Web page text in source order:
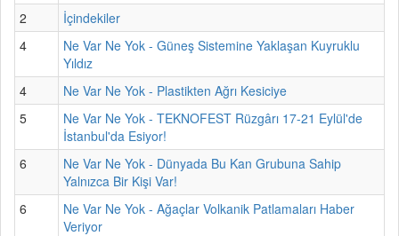
2
İçindekiler
4
Ne Var Ne Yok - Güneş Sistemine Yaklaşan Kuyruklu
Yıldız
4
Ne Var Ne Yok - Plastikten Ağrı Kesiciye
5
Ne Var Ne Yok - TEKNOFEST Rüzgârı 17-21 Eylül'de
İstanbul'da Esiyor!
6
Ne Var Ne Yok - Dünyada Bu Kan Grubuna Sahip
Yalnızca Bir Kişi Var!
6
Ne Var Ne Yok - Ağaçlar Volkanik Patlamaları Haber
Veriyor